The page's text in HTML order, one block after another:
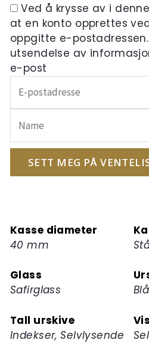
Ved å krysse av i
at en konto opprettes
oppgitte e-
utsendelse av
e-post
inn
e-
postadressen
din
ventelisten
for
produktet
SETT MEG PÅ
Kasse diameter
40 mm
Glass
Safirglass
Blå
Tall urskive
Indekser, Selvlysende